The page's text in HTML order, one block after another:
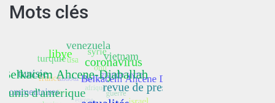
Mots clés